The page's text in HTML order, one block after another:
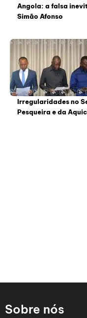
Angola: a falsa
Simão Afonso
Irregularidades no
Pesqueira e da
Sobre nós